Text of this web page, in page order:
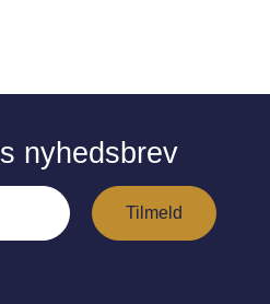
nyhedsbrev